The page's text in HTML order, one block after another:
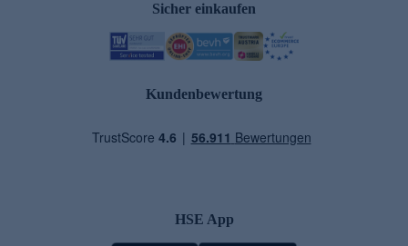
Sicher einkaufen
Kundenbewertung
HSE App